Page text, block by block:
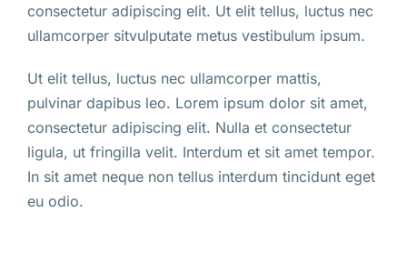
consectetur adipiscing elit. Ut elit tellus, luctus nec
ullamcorper sitvulputate metus vestibulum ipsum.
Ut elit tellus, luctus nec ullamcorper mattis,
pulvinar dapibus leo. Lorem ipsum dolor sit amet,
consectetur adipiscing elit. Nulla et consectetur
ligula, ut fringilla velit. Interdum et sit amet tempor.
In sit amet neque non tellus interdum tincidunt eget
eu odio.